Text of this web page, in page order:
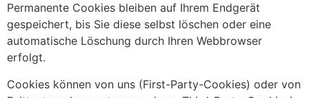
Permanente Cookies bleiben auf Ihrem Endgerät
gespeichert, bis Sie diese selbst löschen oder eine
automatische Löschung durch Ihren Webbrowser
erfolgt.
Cookies können von uns (First-Party-Cookies) oder von